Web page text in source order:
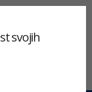
svojih